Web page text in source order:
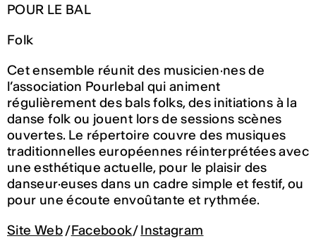
POUR LE BAL
Folk
Cet ensemble réunit des musicien·nes de
l’association Pourlebal qui animent
régulièrement des bals folks, des initiations à la
danse folk ou jouent lors de sessions scènes
ouvertes. Le répertoire couvre des musiques
traditionnelles européennes réinterprétées avec
une esthétique actuelle, pour le plaisir des
danseur·euses dans un cadre simple et festif, ou
pour une écoute envoûtante et rythmée.
Site Web/Facebook/Instagram